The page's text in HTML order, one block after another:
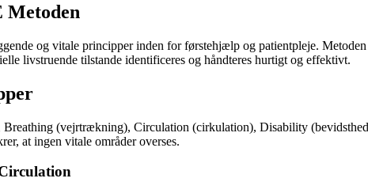
og vitale principper inden for førstehjælp og patientpleje.
livstruende tilstande identificeres og håndteres hurtigt og effektivt.
(vejrtrækning), Circulation (cirkulation), Disability
at ingen vitale områder overses.